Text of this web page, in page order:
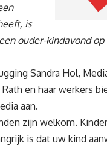
is
ouder-kindavond
Sandra Hol,
en haar werkers
aan.
zijn welkom.
is dat uw kind